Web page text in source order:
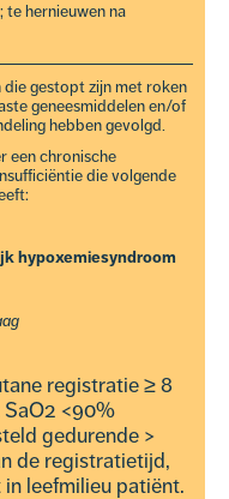
te hernieuwen na
die gestopt zijn met roken
geneesmiddelen en/of
hebben gevolgd.
een chronische
die volgende
hypoxemiesyndroom
registratie ≥ 8
SaO2 <90%
gedurende >
de registratietijd,
leefmilieu patiënt.